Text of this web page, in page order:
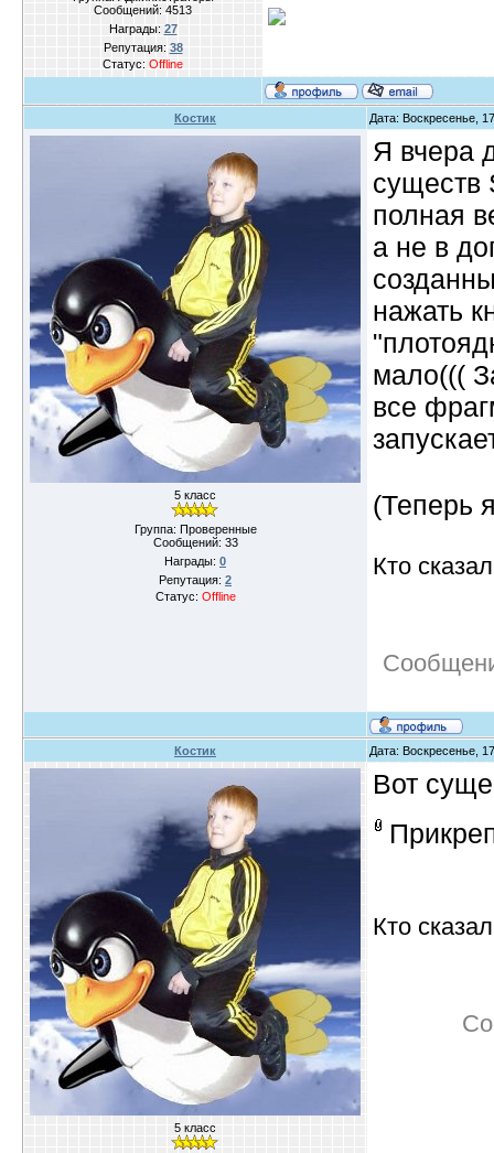
Сообщений: 4513
Награды: 27
Репутация: 38
Статус: Offline
Костик Дата: Воскресенье,
5 класс
Группа: Проверенные
Сообщений: 33
Награды: 0
Репутация: 2
Статус: Offline
Я вчера
существ
полная
а не в
нажать
мало(((
все
(Теперь
Кто
Костик Дата: Воскресенье,
5 класс
Вот
Кто